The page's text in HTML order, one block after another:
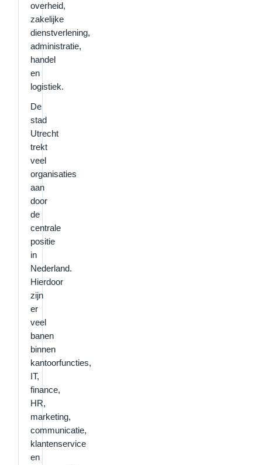
overheid,
zakelijke
dienstverlening,
administratie,
handel
en
logistiek.
De
stad
Utrecht
trekt
veel
organisaties
aan
door
de
centrale
positie
in
Nederland.
Hierdoor
zijn
er
veel
banen
binnen
kantoorfuncties,
IT,
finance,
HR,
marketing,
communicatie,
klantenservice
en